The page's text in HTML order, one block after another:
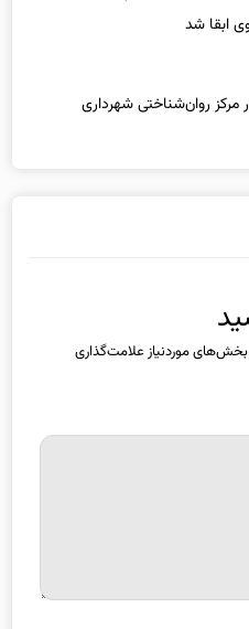
بخش‌های موردنیاز علامت‌گذاری